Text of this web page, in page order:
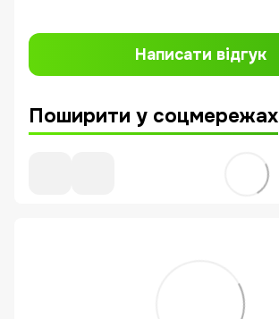
Написати відгук
Поширити у соцмережах